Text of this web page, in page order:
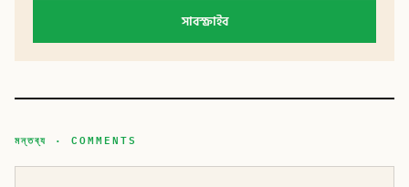
সাবস্ক্রাইব
মন্তব্য · COMMENTS